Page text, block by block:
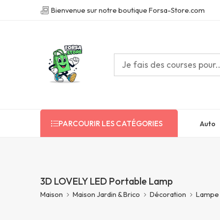
Bienvenue sur notre boutique Forsa-Store.com
PARCOURIR LES CATÉGORIES Auto
3D LOVELY LED Portable Lamp
Maison Maison Jardin & Brico Décoration Lampe